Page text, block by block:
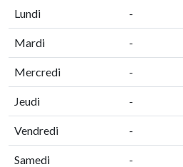
Lundi -
Mardi -
Mercredi -
Jeudi -
Vendredi -
Samedi -